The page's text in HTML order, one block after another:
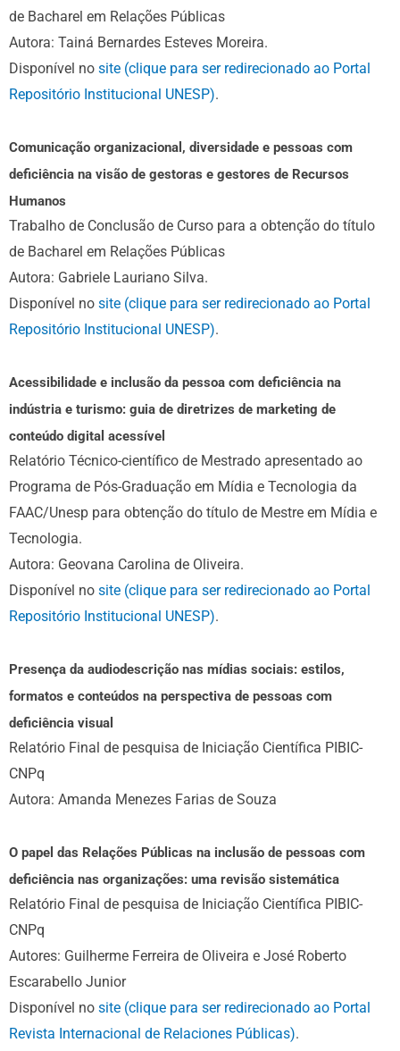
de Bacharel em Relações Públicas
Autora: Tainá Bernardes Esteves Moreira.
Disponível no site (clique para ser redirecionado ao Portal
Repositório Institucional UNESP).
Comunicação organizacional, diversidade e pessoas com
deficiência na visão de gestoras e gestores de Recursos
Humanos
Trabalho de Conclusão de Curso para a obtenção do título
de Bacharel em Relações Públicas
Autora: Gabriele Lauriano Silva.
Disponível no site (clique para ser redirecionado ao Portal
Repositório Institucional UNESP).
Acessibilidade e inclusão da pessoa com deficiência na
indústria e turismo: guia de diretrizes de marketing de
conteúdo digital acessível
Relatório Técnico-científico de Mestrado apresentado ao
Programa de Pós-Graduação em Mídia e Tecnologia da
FAAC/Unesp para obtenção do título de Mestre em Mídia e
Tecnologia.
Autora: Geovana Carolina de Oliveira.
Disponível no site (clique para ser redirecionado ao Portal
Repositório Institucional UNESP).
Presença da audiodescrição nas mídias sociais: estilos,
formatos e conteúdos na perspectiva de pessoas com
deficiência visual
Relatório Final de pesquisa de Iniciação Científica PIBIC-
CNPq
Autora: Amanda Menezes Farias de Souza
O papel das Relações Públicas na inclusão de pessoas com
deficiência nas organizações: uma revisão sistemática
Relatório Final de pesquisa de Iniciação Científica PIBIC-
CNPq
Autores: Guilherme Ferreira de Oliveira e José Roberto
Escarabello Junior
Disponível no site (clique para ser redirecionado ao Portal
Revista Internacional de Relaciones Públicas).